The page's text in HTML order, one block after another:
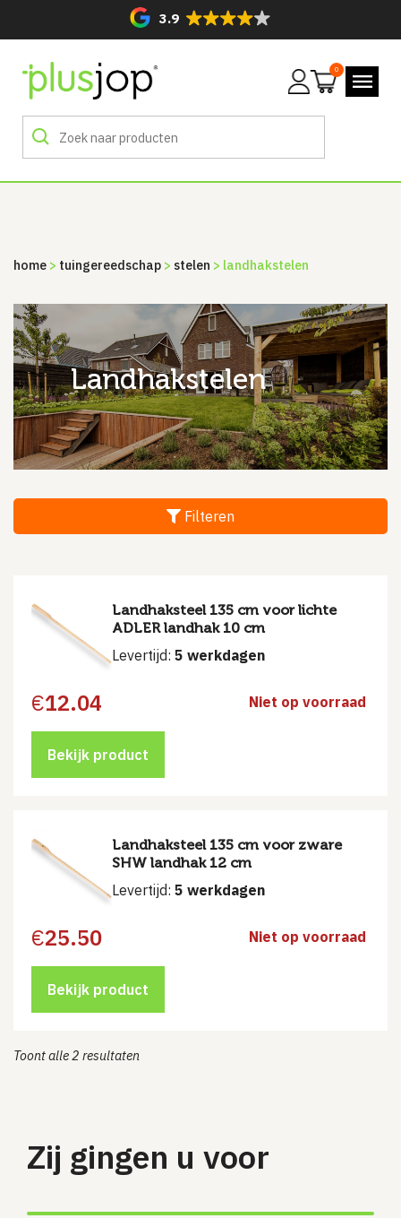
3.9
Mijn
0
home > tuingereedschap > stelen > landhakstelen
landhakstelen
Filteren
Landhaksteel 135 cm voor lichte
ADLER landhak 10 cm
Levertijd: 5 werkdagen
€12.04 Niet op voorraad
Bekijk product
Landhaksteel 135 cm voor zware
SHW landhak 12 cm
Levertijd: 5 werkdagen
€25.50 Niet op voorraad
Bekijk product
Toont alle 2 resultaten
Zij gingen u voor